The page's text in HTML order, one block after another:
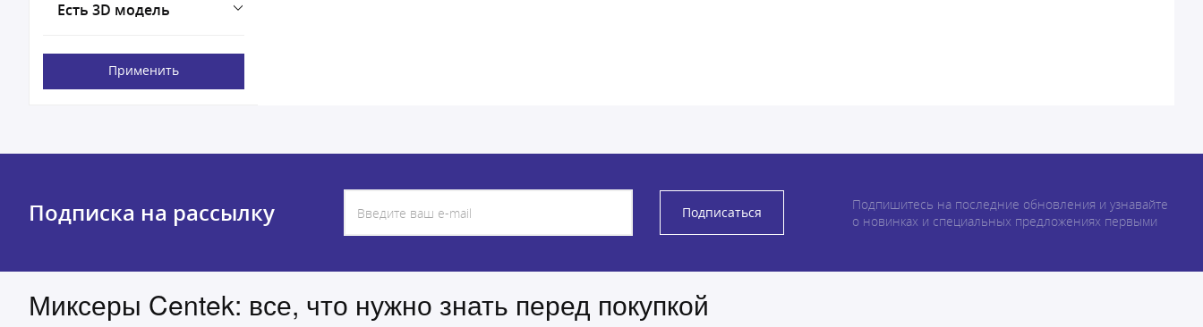
Есть 3D модель
Применить
Подписка на рассылку Подписаться
Подпишитесь на последние обновления и узнавайте
о новинках и специальных предложениях первыми
Миксеры Centek: все, что нужно знать перед покупкой